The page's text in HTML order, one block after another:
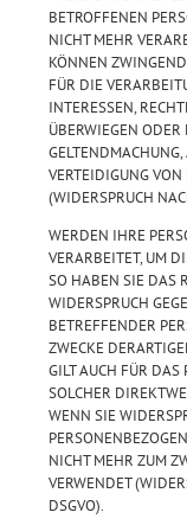
BETROFFENEN
NICHT MEHR
KÖNNEN
FÜR DIE
INTERESSEN,
ÜBERWIEGEN
VERTEIDIGUNG
(WIDERSPRUCH
WERDEN IHRE
VERARBEITET, UM
SO HABEN SIE DAS
WIDERSPRUCH
BETREFFENDER
ZWECKE
GILT AUCH FÜR DAS
SOLCHER
WENN SIE
NICHT MEHR ZUM
VERWENDET
DSGVO).